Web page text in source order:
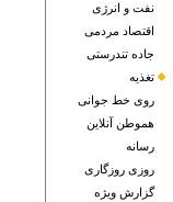
نفت و انرژی
اقتصاد مردمی
جاده تندرستی
تغذيه
روی خط جوانی
هموطن آنلاين
رسانه
روزی روزگاری
گزارش ويژه